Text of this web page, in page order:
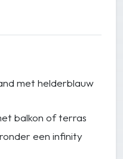
met helderblauw
balkon of terras
een infinity